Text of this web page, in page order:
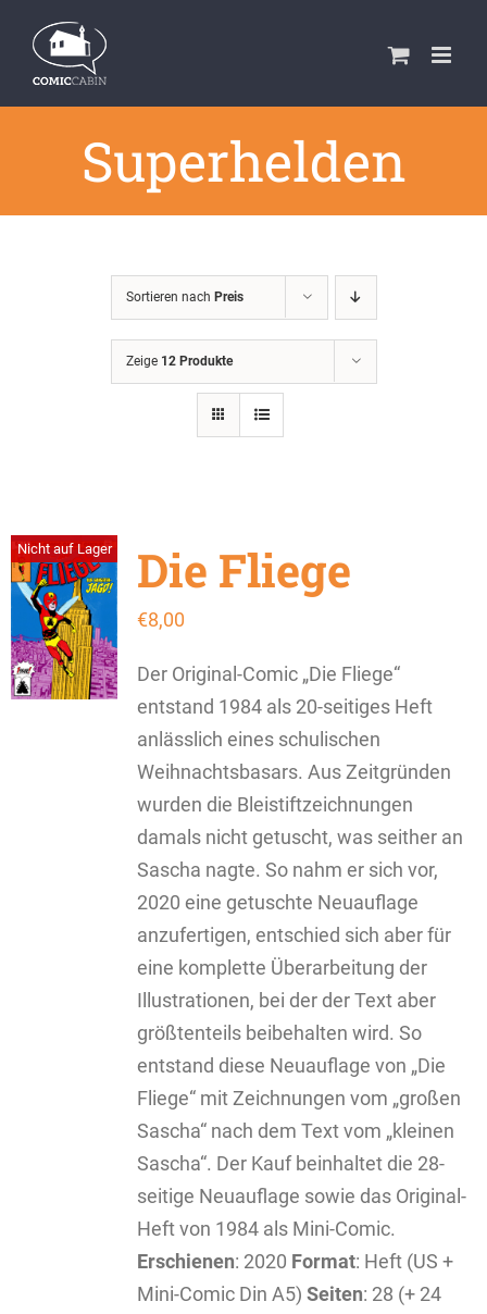
Inhalt
springen
Superhelden
Sortieren nach Preis
Zeige 12 Produkte
Nicht auf Lager Die Fliege
€8,00
Der Original-Comic „Die Fliege“
entstand 1984 als 20-seitiges Heft
anlässlich eines schulischen
Weihnachtsbasars. Aus Zeitgründen
wurden die Bleistiftzeichnungen
damals nicht getuscht, was seither an
Sascha nagte. So nahm er sich vor,
2020 eine getuschte Neuauflage
anzufertigen, entschied sich aber für
eine komplette Überarbeitung der
Illustrationen, bei der der Text aber
größtenteils beibehalten wird. So
entstand diese Neuauflage von „Die
Fliege“ mit Zeichnungen vom „großen
Sascha“ nach dem Text vom „kleinen
Sascha“. Der Kauf beinhaltet die 28-
seitige Neuauflage sowie das Original-
Heft von 1984 als Mini-Comic.
Erschienen: 2020 Format: Heft (US +
Mini-Comic Din A5) Seiten: 28 (+ 24